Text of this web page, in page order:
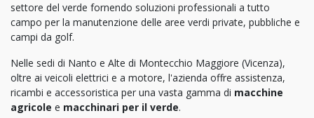
settore del verde fornendo soluzioni professionali a tutto
campo per la manutenzione delle aree verdi private, pubbliche e
campi da golf.
Nelle sedi di Nanto e Alte di Montecchio Maggiore (Vicenza),
oltre ai veicoli elettrici e a motore, l'azienda offre assistenza,
ricambi e accessoristica per una vasta gamma di macchine
agricole e macchinari per il verde.